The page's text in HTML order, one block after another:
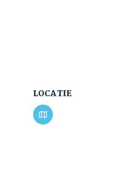
LOCATIE